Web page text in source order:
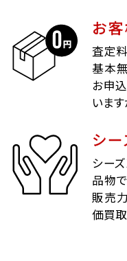
お
査定
基本
お申
います
シ
シー
品物
販売
価買取